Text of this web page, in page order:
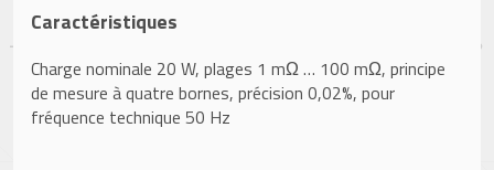
Caractéristiques
Charge nominale 20 W, plages 1 mΩ … 100 mΩ, principe
de mesure à quatre bornes, précision 0,02%, pour
fréquence technique 50 Hz